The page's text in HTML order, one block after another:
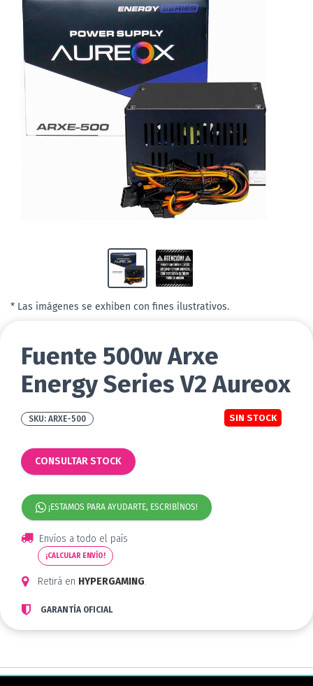
* Las imágenes se exhiben con fines ilustrativos.
Fuente 500w Arxe
Energy Series V2 Aureox
ARXE-500 SIN STOCK
CONSULTAR STOCK
¡ESTAMOS PARA AYUDARTE, ESCRIBÍNOS!
Envíos a todo el país
¡CALCULAR ENVÍO!
Retirá en HYPERGAMING.
GARANTÍA OFICIAL